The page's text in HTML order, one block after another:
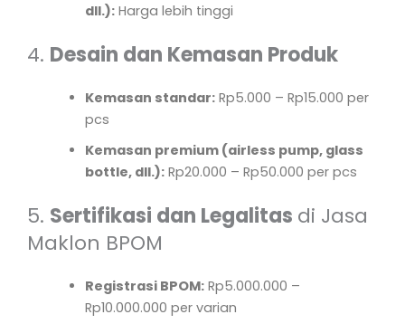
dll.):Harga lebih tinggi
4. Desain dan Kemasan Produk
Kemasan standar:Rp5.000 – Rp15.000 per
pcs
Kemasan premium (airless pump, glass
bottle, dll.):Rp20.000 – Rp50.000 per pcs
5. Sertifikasi dan Legalitas di Jasa
Maklon BPOM
Registrasi BPOM:Rp5.000.000 –
Rp10.000.000 per varian